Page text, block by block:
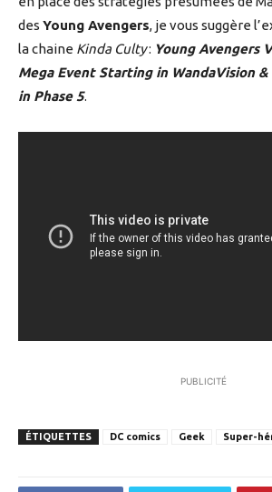
des Young Avengers, je vous suggère
la chaine Kinda Culty: Young Avengers
Mega Event Starting in WandaVision
in Phase 5.
PUBLICITÉ
ÉTIQUETTES DC comics Geek Super-